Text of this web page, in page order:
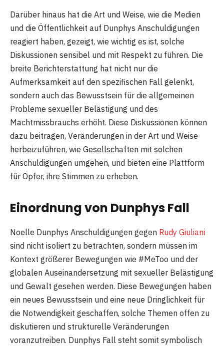
Darüber hinaus hat die Art und Weise, wie die Medien
und die Öffentlichkeit auf Dunphys Anschuldigungen
reagiert haben, gezeigt, wie wichtig es ist, solche
Diskussionen sensibel und mit Respekt zu führen. Die
breite Berichterstattung hat nicht nur die
Aufmerksamkeit auf den spezifischen Fall gelenkt,
sondern auch das Bewusstsein für die allgemeinen
Probleme sexueller Belästigung und des
Machtmissbrauchs erhöht. Diese Diskussionen können
dazu beitragen, Veränderungen in der Art und Weise
herbeizuführen, wie Gesellschaften mit solchen
Anschuldigungen umgehen, und bieten eine Plattform
für Opfer, ihre Stimmen zu erheben.
Einordnung von Dunphys Fall
Noelle Dunphys Anschuldigungen gegen Rudy Giuliani
sind nicht isoliert zu betrachten, sondern müssen im
Kontext größerer Bewegungen wie #MeToo und der
globalen Auseinandersetzung mit sexueller Belästigung
und Gewalt gesehen werden. Diese Bewegungen haben
ein neues Bewusstsein und eine neue Dringlichkeit für
die Notwendigkeit geschaffen, solche Themen offen zu
diskutieren und strukturelle Veränderungen
voranzutreiben. Dunphys Fall steht somit symbolisch